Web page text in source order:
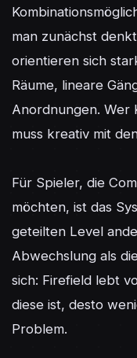
man zunächst
orientieren sich
Räume, lineare
Anordnungen. Wer
muss kreativ mit
Für Spieler, die
möchten, ist das
geteilten Level
Abwechslung als
sich: Firefield lebt
diese ist, desto
Problem.